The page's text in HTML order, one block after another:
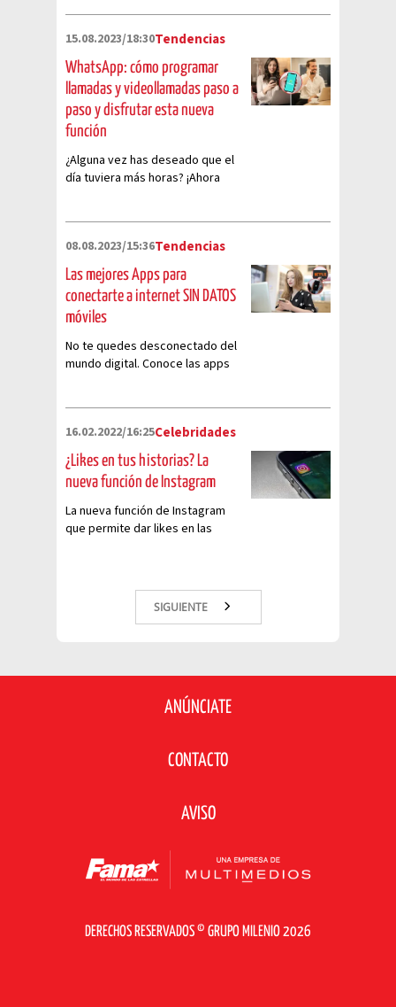
15.08.2023/18:30Tendencias
WhatsApp: cómo programar
llamadas y videollamadas paso a
paso y disfrutar esta nueva
función
¿Alguna vez has deseado que el
día tuviera más horas? ¡Ahora
mantén tu calendario bajo
control y nunca más llegues
tarde a una reunión virtual.
08.08.2023/15:36Tendencias
Las mejores Apps para
conectarte a internet SIN DATOS
móviles
No te quedes desconectado del
mundo digital. Conoce las apps
con Google Drive offline. ¡Explora
sin conexión!
16.02.2022/16:25Celebridades
¿Likes en tus historias? La
nueva función de Instagram
La nueva función de Instagram
que permite dar likes en las
SIGUIENTE
ANÚNCIATE
CONTACTO
AVISO
DERECHOS RESERVADOS © GRUPO MILENIO 2026